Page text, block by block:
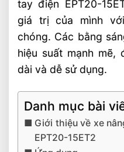
tay điện EPT20-
giá trị của mình
chóng. Các bằng
hiệu suất mạnh
dài và dễ sử dụng.
Danh mục bài
Giới thiệu về xe
EPT20-15ET2